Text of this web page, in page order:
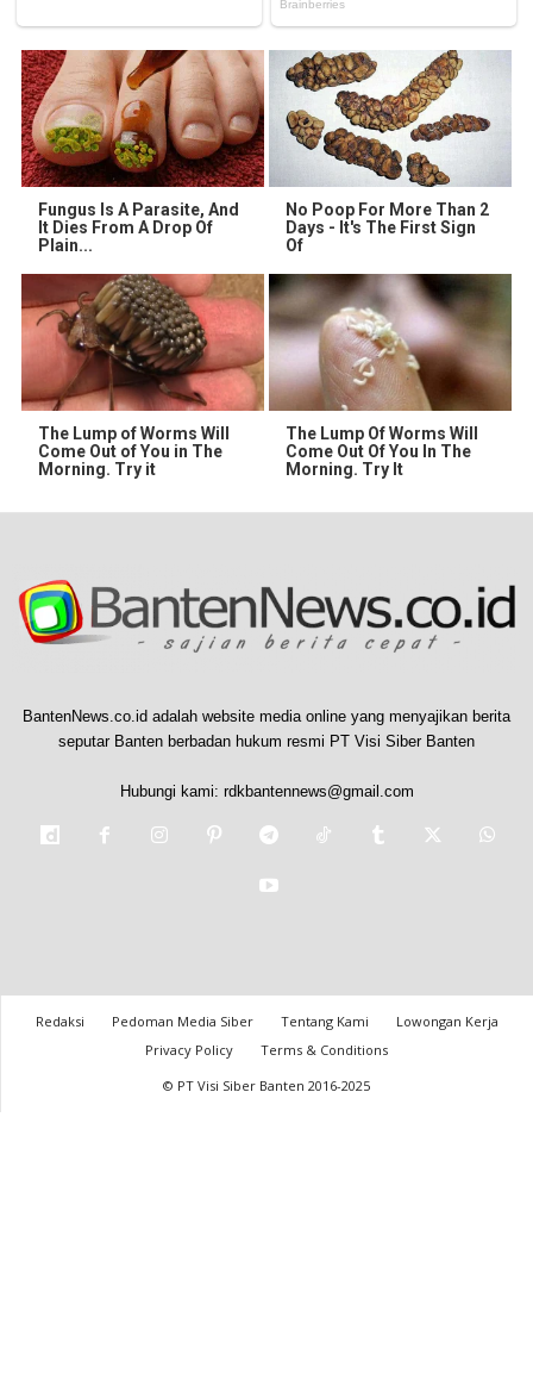
Fungus Is A Parasite, And
It Dies From A Drop Of
Plain...
No Poop For More Than 2
Days - It's The First Sign
Of
The Lump of Worms Will
Come Out of You in The
Morning. Try it
The Lump Of Worms Will
Come Out Of You In The
Morning. Try It
BantenNews.co.id adalah website media online yang menyajikan berita
seputar Banten berbadan hukum resmi PT Visi Siber Banten
Hubungi kami: rdkbantennews@gmail.com
Redaksi Pedoman Media Siber Tentang Kami
Lowongan Kerja
Privacy Policy
Terms & Conditions
© PT Visi Siber Banten 2016-2025